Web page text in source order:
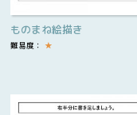
ものまね絵描き
難易度： ★